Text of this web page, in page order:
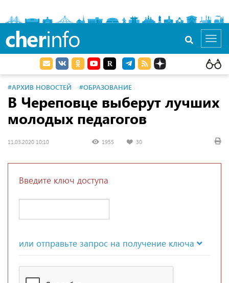
cherinfo
#АРХИВ НОВОСТЕЙ #ОБРАЗОВАНИЕ
В Череповце выберут лучших
молодых педагогов
11.03.2020 10:10 1955 30
Введите ключ доступа
или отправьте запрос на получение ключа